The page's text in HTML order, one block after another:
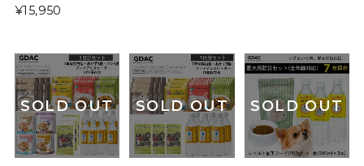
¥15,950
SOLD OUT SOLD OUT SOLD OUT